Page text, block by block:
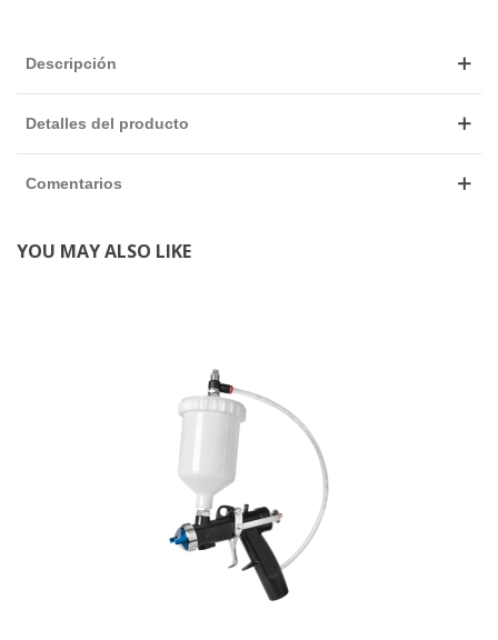
Descripción
Detalles del producto
Comentarios
YOU MAY ALSO LIKE